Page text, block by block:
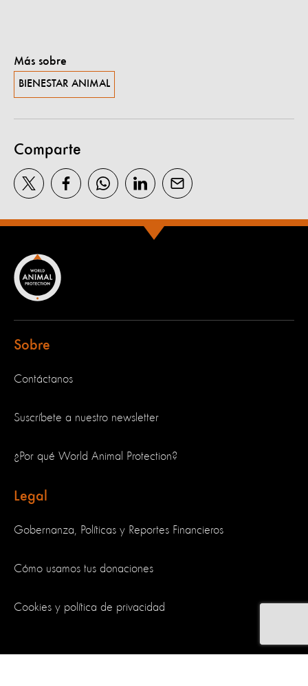
Más sobre
BIENESTAR ANIMAL
Comparte
Sobre
Contáctanos
Suscríbete a nuestro newsletter
¿Por qué World Animal Protection?
Legal
Gobernanza, Políticas y Reportes Financieros
Cómo usamos tus donaciones
Cookies y política de privacidad